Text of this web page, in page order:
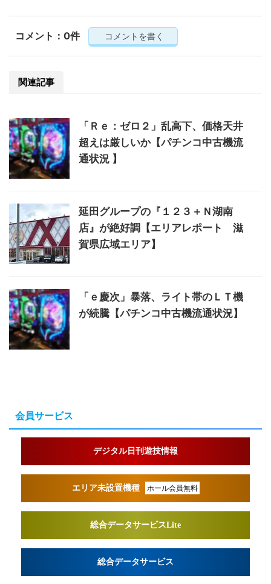
コメント：0件 コメントを書く
関連記事
「Ｒｅ：ゼロ２」乱高下、価格天井
超えは厳しいか【パチンコ中古機流
通状況 】
延田グループの『１２３＋Ｎ湖南
店』が絶好調【エリアレポート 滋
賀県広域エリア】
「ｅ慶次」暴落、ライト帯のＬＴ機
が続騰【パチンコ中古機流通状況】
会員サービス
デジタル日刊遊技情報
エリア未設置機種 ホール会員無料
総合データサービスLite
総合データサービス